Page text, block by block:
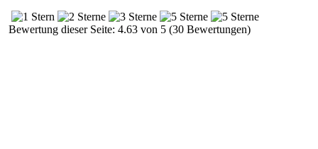
Bewertung dieser Seite: 4.63 von 5 (30 Bewertungen)